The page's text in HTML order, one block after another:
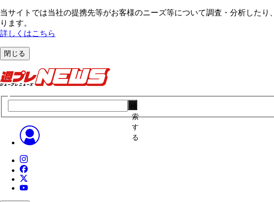
当サイトでは当社の提携先等がお客様のニーズ等について調査・分析した
ります。
詳しくはこちら
閉じる
索
す
る